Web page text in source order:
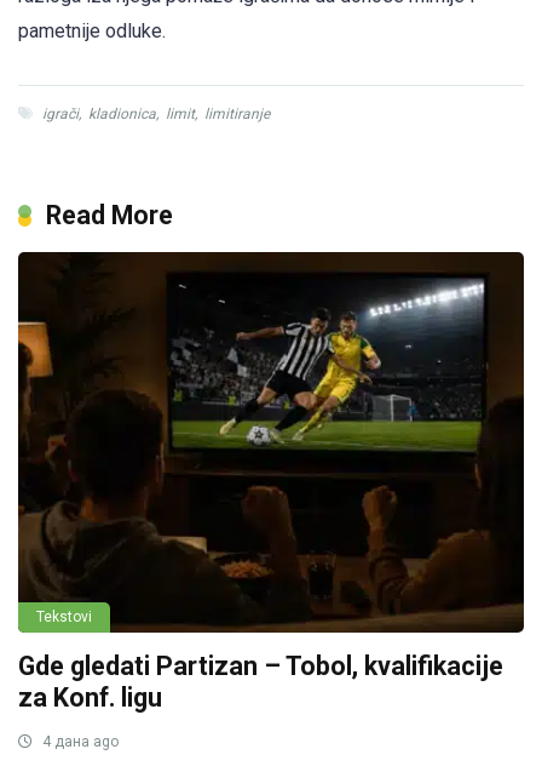
pametnije odluke.
igrači, kladionica, limit, limitiranje
Read More
Tekstovi
Gde gledati Partizan – Tobol, kvalifikacije
za Konf. ligu
4 дана ago